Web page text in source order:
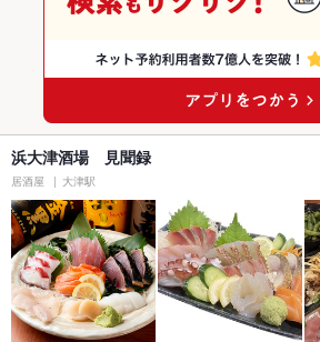
浜大津酒場 見聞録
居酒屋 大津駅